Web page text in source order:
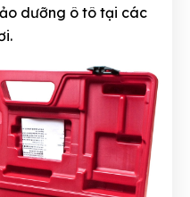
dưỡng ô tô tại các